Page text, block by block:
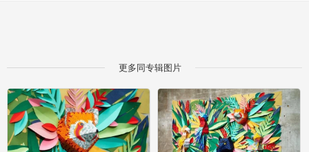
更多同专辑图片